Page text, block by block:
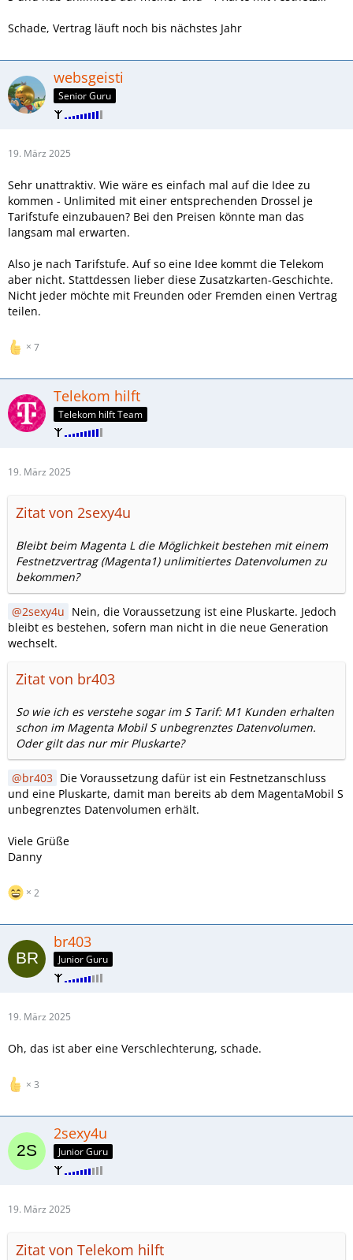
Schade, Vertrag läuft noch bis nächstes Jahr
websgeisti
Senior Guru
19. März 2025
Sehr unattraktiv. Wie wäre es einfach mal auf die Idee zu
kommen - Unlimited mit einer entsprechenden Drossel je
Tarifstufe einzubauen? Bei den Preisen könnte man das
langsam mal erwarten.
Also je nach Tarifstufe. Auf so eine Idee kommt die Telekom
aber nicht. Stattdessen lieber diese Zusatzkarten-Geschichte.
Nicht jeder möchte mit Freunden oder Fremden einen Vertrag
teilen.
7
Telekom hilft
Telekom hilft Team
19. März 2025
Zitat von 2sexy4u
Bleibt beim Magenta L die Möglichkeit bestehen mit einem
Festnetzvertrag (Magenta1) unlimitiertes Datenvolumen zu
bekommen?
2sexy4u Nein, die Voraussetzung ist eine Pluskarte. Jedoch
bleibt es bestehen, sofern man nicht in die neue Generation
wechselt.
Zitat von br403
So wie ich es verstehe sogar im S Tarif: M1 Kunden erhalten
schon im Magenta Mobil S unbegrenztes Datenvolumen.
Oder gilt das nur mir Pluskarte?
br403 Die Voraussetzung dafür ist ein Festnetzanschluss
und eine Pluskarte, damit man bereits ab dem MagentaMobil S
unbegrenztes Datenvolumen erhält.
Viele Grüße
Danny
2
br403
Junior Guru
19. März 2025
Oh, das ist aber eine Verschlechterung, schade.
3
2sexy4u
Junior Guru
19. März 2025
Zitat von Telekom hilft